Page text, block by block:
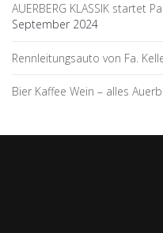
AUERBERG KLASSIK startet
September 2024
Rennleitungsauto von Fa.
Bier Kaffee Wein – alles